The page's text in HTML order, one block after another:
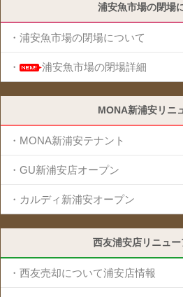
浦安魚市場の閉場
・浦安魚市場の閉場について
・ 浦安魚市場の閉場詳細
MONA新浦安リニ
・MONA新浦安テナント
・GU新浦安店オープン
・カルディ新浦安オープン
西友浦安店リニュー
・西友売却について浦安店情報